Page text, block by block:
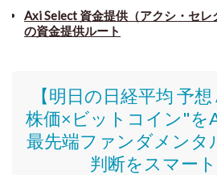
Axi Select 資金提供（アクシ・セ
の資金提供ルート
【明日の日経平均 予
株価×ビットコイン"を
最先端ファンダメンタ
判断をスマー